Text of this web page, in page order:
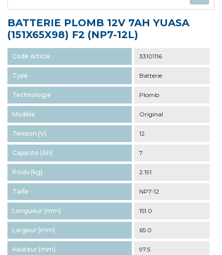
BATTERIE PLOMB 12V 7AH YUASA
(151X65X98) F2 (NP7-12L)
Code Article 33101116
Type Batterie
Technologie Plomb
Modèle Original
Tension (V) 12
Capacité (Ah) 7
Poids (kg) 2.191
Taille NP7-12
Longueur (mm) 151.0
Largeur (mm) 65.0
Hauteur (mm) 97.5